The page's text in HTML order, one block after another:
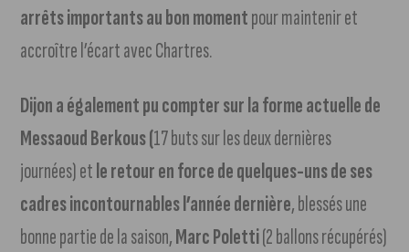
arrêts importants au bon momentpour maintenir et
accroître l’écart avec Chartres.
Dijon a également pu compter sur la forme actuelle de
Messaoud Berkous (17 buts sur les deux dernières
journées) etle retour en force de quelques-uns de ses
cadres incontournables l’année dernière, blessés une
bonne partie de la saison,Marc Poletti(2 ballons récupérés)